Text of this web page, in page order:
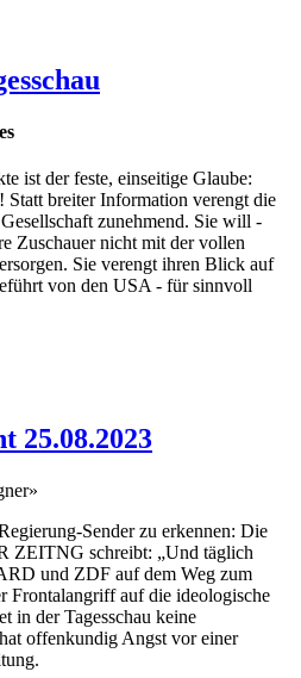
ist der feste, einseitige Glaube:
breiter Information verengt die
zunehmend. Sie will -
Zuschauer nicht mit der vollen
Sie verengt ihren Blick auf
von den USA - für sinnvoll
25.08.2023
Sender zu erkennen: Die
ZEITNG schreibt: „Und täglich
und ZDF auf dem Weg zum
Frontalangriff auf die ideologische
in der Tagesschau keine
offenkundig Angst vor einer